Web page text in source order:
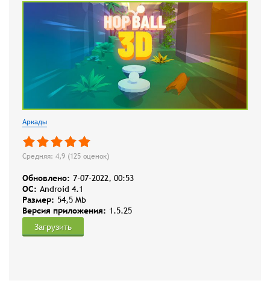
Аркады
Средняя: 4,9 (125 оценок)
Обновлено: 7-07-2022, 00:53
OC: Android 4.1
Размер: 54,5 Mb
Версия приложения: 1.5.25
Загрузить